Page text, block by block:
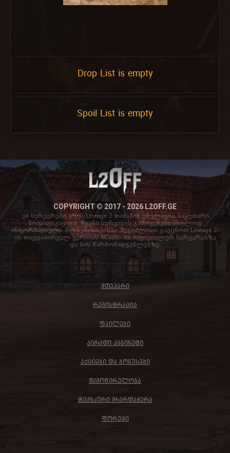
Drop List is empty
Spoil List is empty
COPYRIGHT © 2017 - 2026 L2OFF.GE
ეს სერვერები არის Lineage 2 თამაშის ემულაცია, საკუთარი
მოდიფიკაციით. ჩვენი სერვისის გამოყენება მხოლოდ
ინფორმაციული მიზნებისთვისაა. შეგიძლიათ გაეცნოთ Lineage 2-
ის თავდაპირველ ვერსიას NCsoft- ის ოფიციალურ სერვერებზე
და მის წარმომადგენლებზე.
ᲛᲗᲐᲕᲐᲠᲘ
ᲠᲔᲒᲘᲡᲢᲠᲐᲪᲘᲐ
ᲤᲐᲘᲚᲔᲑᲘ
ᲞᲘᲠᲐᲓᲘ ᲙᲐᲑᲘᲜᲔᲢᲘ
ᲐᲥᲪᲘᲔᲑᲘ ᲓᲐ ᲑᲝᲜᲣᲡᲔᲑᲘ
ᲨᲔᲛᲝᲬᲘᲠᲣᲚᲝᲑᲐ
ᲢᲔᲥᲜᲙᲣᲠᲘ ᲛᲮᲐᲠᲓᲐᲭᲔᲠᲐ
ᲤᲝᲠᲣᲛᲘ